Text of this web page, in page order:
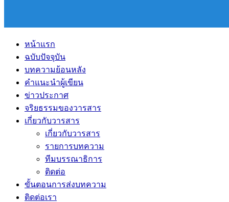
หน้าแรก
ฉบับปัจจุบัน
บทความย้อนหลัง
คำแนะนำผู้เขียน
ข่าวประกาศ
จริยธรรมของวารสาร
เกี่ยวกับวารสาร
เกี่ยวกับวารสาร
รายการบทความ
ทีมบรรณาธิการ
ติดต่อ
ขั้นตอนการส่งบทความ
ติดต่อเรา